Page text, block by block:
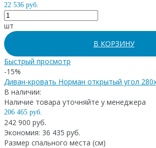
22 536 руб.
шт
В КОРЗИНУ
Быстрый просмотр
-15%
Диван-кровать Норман открытый угол
В наличии:
Наличие товара уточняйте у менеджера
206 465 руб.
242 900 руб.
Экономия: 36 435 руб.
Размер спального места (см)